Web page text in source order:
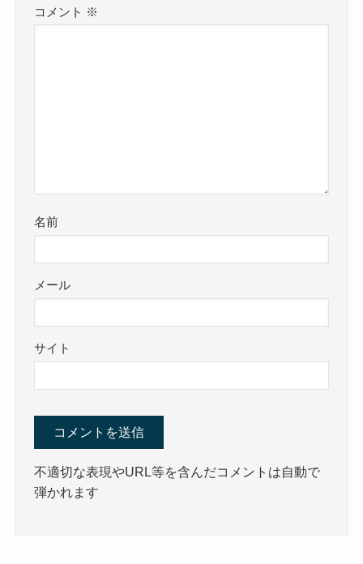
コメント ※
名前
メール
サイト
不適切な表現やURL等を含んだコメントは自動で
弾かれます